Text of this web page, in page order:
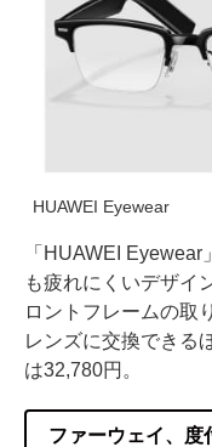
HUAWEI Eyewear
「HUAWEI
も疲れにくいデザイ
ロントフレームの取
レンズに交換できる
は32,780円。
ファーウェイ、度